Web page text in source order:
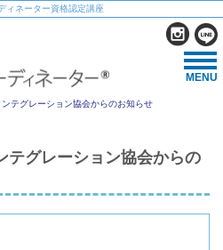
ィネーター資格認定講座
MENU
テグレーション協会からのお知らせ
テグレーション協会からの